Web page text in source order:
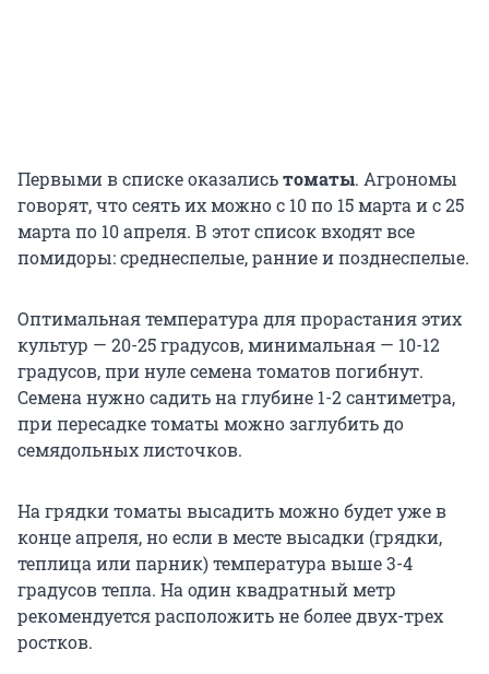
Первыми в списке оказалисьтоматы. Агрономы
говорят, что сеять их можно с 10 по 15 марта и с 25
марта по 10 апреля. В этот список входят все
помидоры: среднеспелые, ранние и позднеспелые.
Оптимальная температура для прорастания этих
культур — 20-25 градусов, минимальная — 10-12
градусов, при нуле семена томатов погибнут.
Семена нужно садить на глубине 1-2 сантиметра,
при пересадке томаты можно заглубить до
семядольных листочков.
На грядки томаты высадить можно будет уже в
конце апреля, но если в месте высадки (грядки,
теплица или парник) температура выше 3-4
градусов тепла. На один квадратный метр
рекомендуется расположить не более двух-трех
ростков.